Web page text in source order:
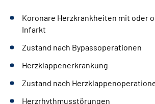
Koronare Herzkrankheiten mit oder
Infarkt
Zustand nach Bypassoperationen
Herzklappenerkrankung
Zustand nach
Herzrhythmusstörungen